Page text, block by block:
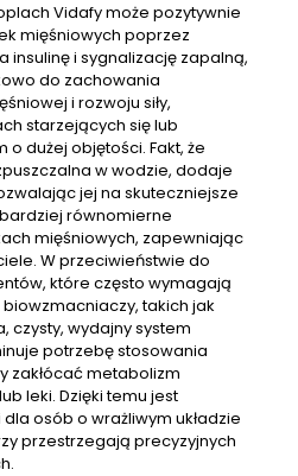
Vidafy może pozytywnie
mięśniowych poprzez
insulinę i sygnalizację zapalną,
do zachowania
i rozwoju siły,
starzejących się lub
dużej objętości. Fakt, że
w wodzie, dodaje
jej na skuteczniejsze
równomierne
mięśniowych, zapewniając
W przeciwieństwie do
które często wymagają
takich jak
czysty, wydajny system
potrzebę stosowania
zakłócać metabolizm
leki. Dzięki temu jest
osób o wrażliwym układzie
przestrzegają precyzyjnych